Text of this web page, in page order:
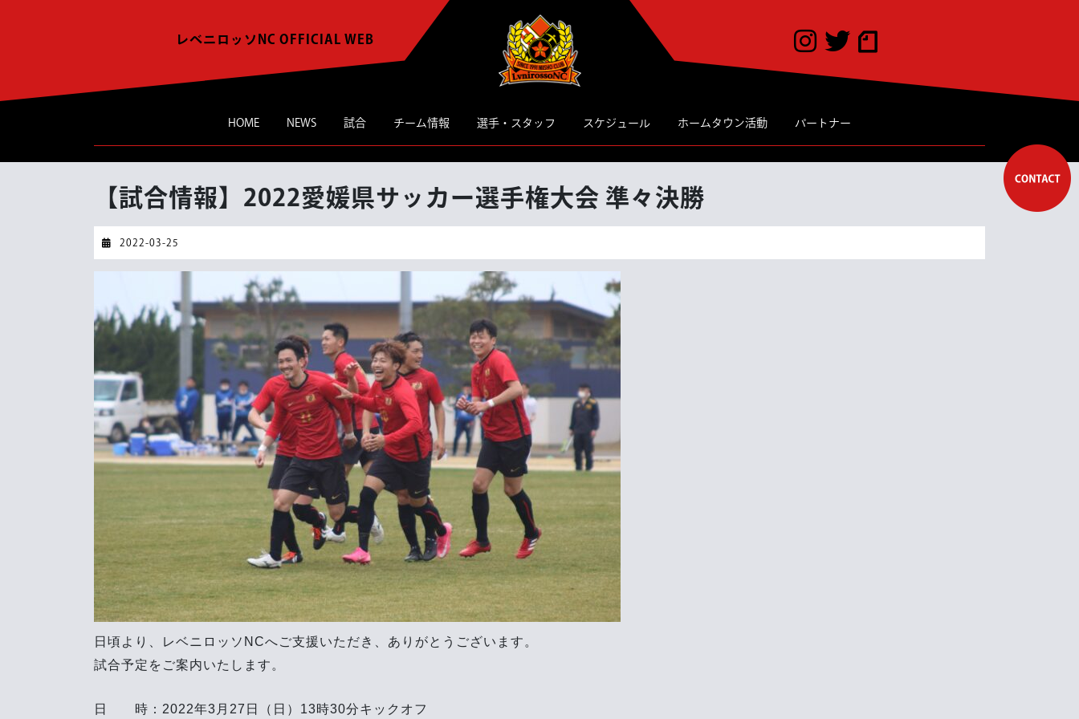
レベニロッソNC OFFICIAL WEB
HOME NEWS 試合 チーム情報 選手・スタッフ スケジュール ホームタウン活動 パートナー
【試合情報】2022愛媛県サッカー選手権大会 準々決勝
2022-03-25
03-
日頃より、レベニロッソNCへご支援いただき、ありがとうございます。
試合予定をご案内いたします。
日 時：2022年3月27日（日）13時30分キックオフ